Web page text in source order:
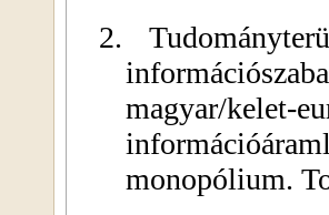
2.
magyar/kelet-
monopólium.